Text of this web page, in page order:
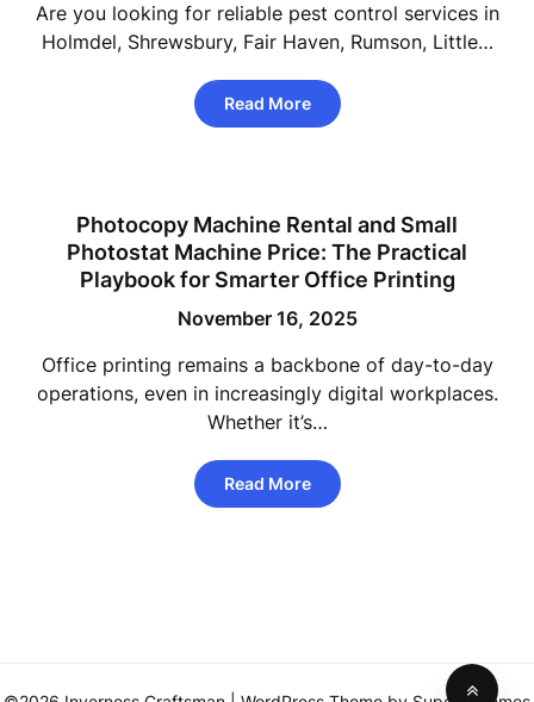
Are you looking for reliable pest control services in
Holmdel, Shrewsbury, Fair Haven, Rumson, Little…
Read More
Photocopy Machine Rental and Small
Photostat Machine Price: The Practical
Playbook for Smarter Office Printing
November 16, 2025
Office printing remains a backbone of day-to-day
operations, even in increasingly digital workplaces.
Whether it’s…
Read More